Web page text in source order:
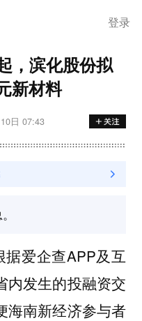
登录
，滨化股份拟
新材料
日 07:43
据爱企查APP及互
内发生的投融资交
海南新经济参与者